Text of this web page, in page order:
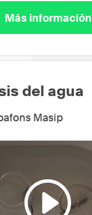
Más información
del agua
Masip